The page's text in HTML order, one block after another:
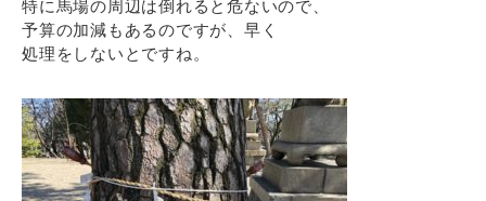
特に馬場の周辺は倒れると危ないので、
予算の加減もあるのですが、早く
処理をしないとですね。